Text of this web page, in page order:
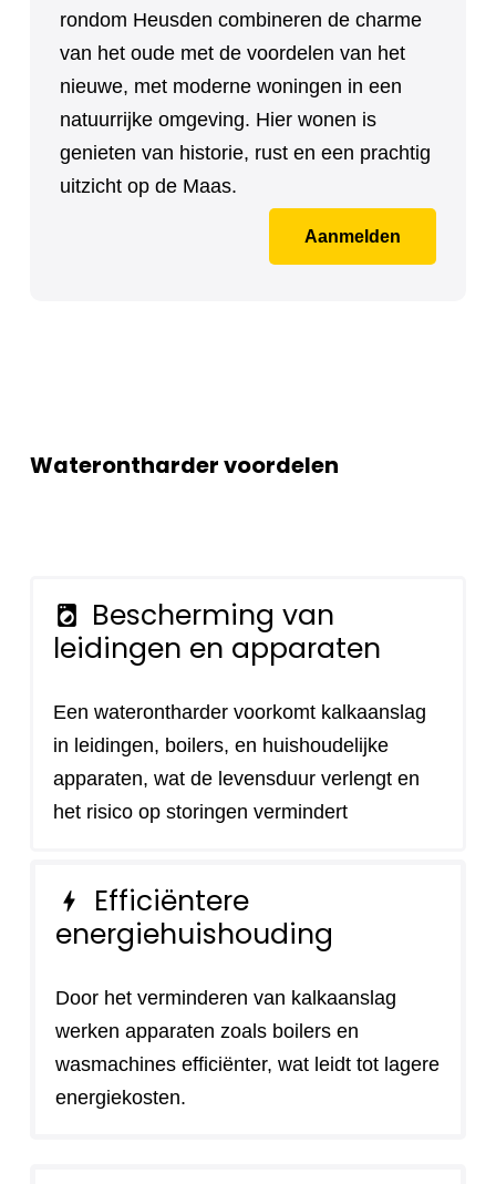
rondom Heusden combineren de charme
van het oude met de voordelen van het
nieuwe, met moderne woningen in een
natuurrijke omgeving. Hier wonen is
genieten van historie, rust en een prachtig
uitzicht op de Maas.
Aanmelden
Waterontharder voordelen
local_laundry_service
Bescherming van
leidingen en apparaten
Een waterontharder voorkomt kalkaanslag
in leidingen, boilers, en huishoudelijke
apparaten, wat de levensduur verlengt en
het risico op storingen vermindert
bolt
Efficiëntere
energiehuishouding
Door het verminderen van kalkaanslag
werken apparaten zoals boilers en
wasmachines efficiënter, wat leidt tot lagere
energiekosten.